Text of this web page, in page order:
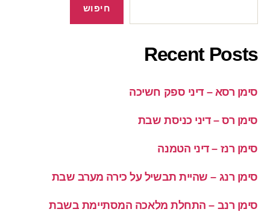
חיפוש
Recent Posts
סימן רסא – דיני ספק חשיכה
סימן רס – דיני כניסת שבת
סימן רנז – דיני הטמנה
סימן רנג – שהיית תבשיל על כירה מערב שבת
סימן רנב – התחלת מלאכה המסתיימת בשבת